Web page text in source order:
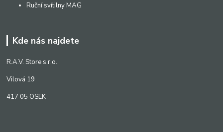
Ruční svítilny MAG
Kde nás najdete
R.A.V. Store s.r.o.
Vilová 19
417 05 OSEK